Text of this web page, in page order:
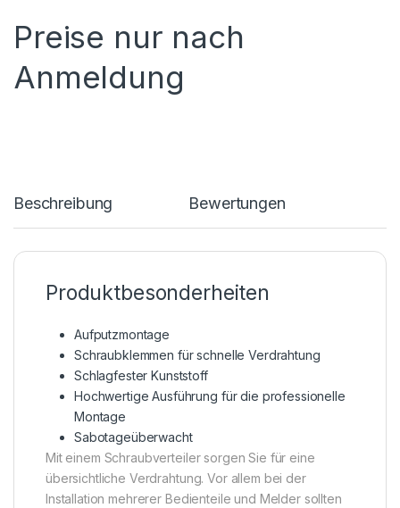
Preise nur nach
Anmeldung
Beschreibung Bewertungen
Produktbesonderheiten
Aufputzmontage
Schraubklemmen für schnelle Verdrahtung
Schlagfester Kunststoff
Hochwertige Ausführung für die professionelle
Montage
Sabotageüberwacht
Mit einem Schraubverteiler sorgen Sie für eine
übersichtliche Verdrahtung. Vor allem bei der
Installation mehrerer Bedienteile und Melder sollten